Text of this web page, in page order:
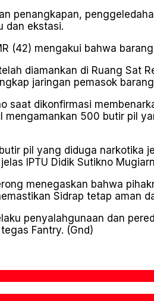
penangkapan,
dan ekstasi.
(42) mengakui bahwa
diamankan di Ruang Sat
jaringan pemasok
saat dikonfirmasi
mengamankan 500 butir pil
pil yang diduga
IPTU Didik Sutikno
menegaskan bahwa
Sidrap tetap aman
penyalahgunaan dan
Fantry. (Gnd)